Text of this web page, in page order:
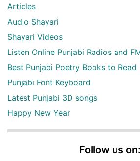
Articles
Audio Shayari
Shayari Videos
Listen Online Punjabi Radios and
Best Punjabi Poetry Books to Read
Punjabi Font Keyboard
Latest Punjabi 3D songs
Happy New Year
Follow us on: